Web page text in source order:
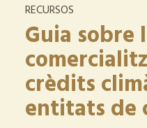
RECURSOS
Guia sobre
crèdits
entitats de